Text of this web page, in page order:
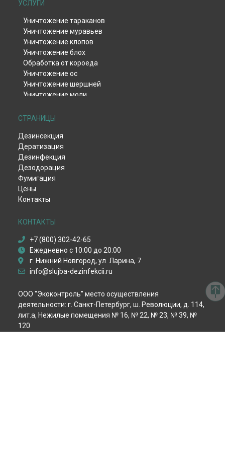
УСЛУГИ
Уничтожение тараканов
Уничтожение муравьев
Уничтожение клопов
Уничтожение блох
Обработка от короеда
Уничтожение ос
Уничтожение шершней
Уничтожение моли
Уничтожение клещей
Уничтожение мокриц
Уничтожение мух
Обработка от жука-кожееда
Обработка от жука-точильщика
Обработка от долгоносика
Уничтожение чешуйницы
Удаление плесени и грибка
Дезинфекция после смерти
Пест-контроль
Демеркуризация ртути
Уничтожение крыс
Уничтожение мышей
Уничтожение змей
Гербицидная обработка
Акарицидная обработка
Избавление от сколопендр
СТРАНИЦЫ
Дезинсекция
Дератизация
Дезинфекция
Дезодорация
Фумигация
Цены
Контакты
КОНТАКТЫ
+7 (800) 302-42-65
Ежедневно с 10:00 до 20:00
г. Нижний Новгород, ул. Ларина, 7
info@slujba-dezinfekcii.ru
ООО "Экоконтроль" место осуществления
деятельности: г. Санкт-Петербург, ш. Революции, д. 114,
лит.а, Нежилые помещения № 16, № 22, № 23, № 39, №
120